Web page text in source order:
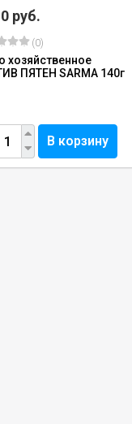
руб.
(0)
хозяйственное
ПЯТЕН SARMA 140г
В корзину